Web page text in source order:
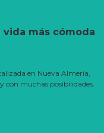
una vida más
en Nueva Almería,
con muchas posibilidades.